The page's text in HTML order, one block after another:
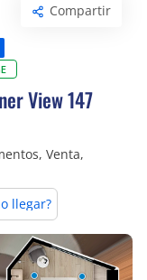
Compartir
View 147
Venta,
llegar?